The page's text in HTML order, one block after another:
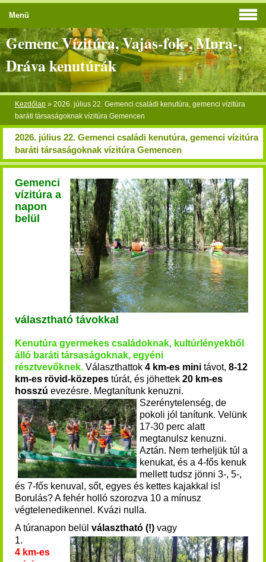
Gemenc Vízitúra, Vajas-fok-, Mura-,
Dráva kenutúrák
Kezdőlap » 2026. július 22. Gemenci családi kenutúra, gemenci vízitúra
baráti társaságoknak vízitúra Gemencen
2026. július 22. Gemenci családi kenutúra, gemenci vízitúra
baráti társaságoknak vízitúra Gemencen
Gemenci
vízitúra a
napon
belül
választható távokkal
Kenutúra gyermekes családoknak, kultúrlényekből
álló baráti társaságoknak, egyéni
résztvevőknek. Választhattok 4 km-es mini távot, 8-12
km-es rövid-közepes túrát, és jöhettek 20 km-es
hosszú evezésre. Megtanítunk kenuzni.
Szerénytelenség, de
pokoli jól tanítunk. Velünk
17-30 perc alatt
megtanulsz kenuzni.
Aztán. Nem terheljük túl a
kenukat, és a 4-fős kenuk
mellett tudsz jönni 3-, 5-,
és 7-fős kenuval, sőt, egyes és kettes kajakkal is!
Borulás? A fehér holló szorozva 10 a mínusz
végtelenedikennel. Kvázi nulla.
A túranapon belül választható (!) vagy
1.
4 km-es
Menü